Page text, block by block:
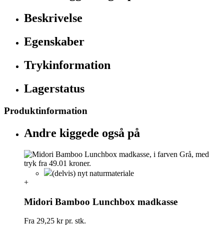
Beskrivelse
Egenskaber
Trykinformation
Lagerstatus
Produktinformation
Andre kiggede også på
(delvis) nyt naturmateriale
+
Midori Bamboo Lunchbox madkasse
Fra 29,25 krpr. stk.